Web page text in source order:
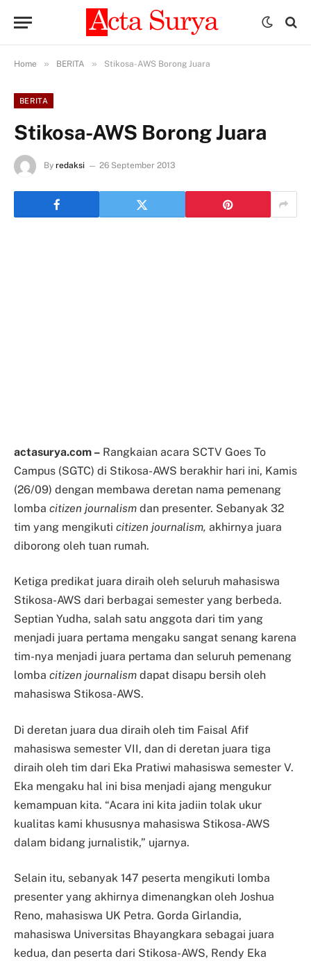
Home » BERITA » Stikosa-AWS Borong Juara
BERITA
Stikosa-AWS Borong Juara
By redaksi 26 September 2013
actasurya.com – Rangkaian acara SCTV Goes To
Campus (SGTC) di Stikosa-AWS berakhir hari ini, Kamis
(26/09) dengan membawa deretan nama pemenang
lomba citizen journalism dan presenter. Sebanyak 32
tim yang mengikuti citizen journalism, akhirnya juara
diborong oleh tuan rumah.
Ketiga predikat juara diraih oleh seluruh mahasiswa
Stikosa-AWS dari berbagai semester yang berbeda.
Septian Yudha, salah satu anggota dari tim yang
menjadi juara pertama mengaku sangat senang karena
tim-nya menjadi juara pertama dan seluruh pemenang
lomba citizen journalism dapat disapu bersih oleh
mahasiswa Stikosa-AWS.
Di deretan juara dua diraih oleh tim Faisal Afif
mahasiswa semester VII, dan di deretan juara tiga
diraih oleh tim dari Eka Pratiwi mahasiswa semester V.
Eka mengaku hal ini bisa menjadi ajang mengukur
kemampuan kita. “Acara ini kita jadiin tolak ukur
kualitas kami khususnya mahasiswa Stikosa-AWS
dalam bidang jurnalistik,” ujarnya.
Selain itu, sebanyak 147 peserta mengikuti lomba
presenter yang akhirnya dimenangkan oleh Joshua
Reno, mahasiswa UK Petra. Gorda Girlandia,
mahasiswa Universitas Bhayangkara sebagai juara
kedua, dan peserta dari Stikosa-AWS, Rendy Eka